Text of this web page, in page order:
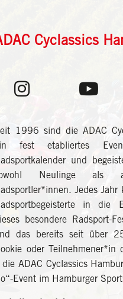
Cyclassics
1996 sind die ADAC
fest etabliertes
und
Neulinge als
Jedes Jahr
in die
besondere Radsport-
das bereits seit über
oder Teilnehmener*in
die ADAC Cyclassics
Event im Hamburger